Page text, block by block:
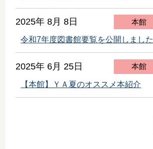
2025年 8月 8日 本館
令和7年度図書館要覧を公開しました
2025年 6月 25日 本館
【本館】ＹＡ夏のオススメ本紹介